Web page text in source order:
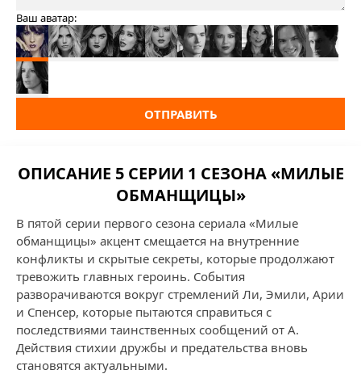
Ваш аватар:
ОТПРАВИТЬ
ОПИСАНИЕ 5 СЕРИИ 1 СЕЗОНА «МИЛЫЕ
ОБМАНЩИЦЫ»
В пятой серии первого сезона сериала «Милые
обманщицы» акцент смещается на внутренние
конфликты и скрытые секреты, которые продолжают
тревожить главных героинь. События
разворачиваются вокруг стремлений Ли, Эмили, Арии
и Спенсер, которые пытаются справиться с
последствиями таинственных сообщений от А.
Действия стихии дружбы и предательства вновь
становятся актуальными.